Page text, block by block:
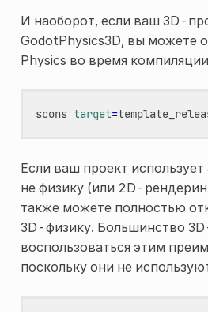
И наоборот, если ваш 3D-
GodotPhysics3D, вы можете
Physics во время
scons target=
Если ваш проект
не физику (или 2D-
также можете полностью
3D-физику. Большинство
воспользоваться этим
поскольку они не